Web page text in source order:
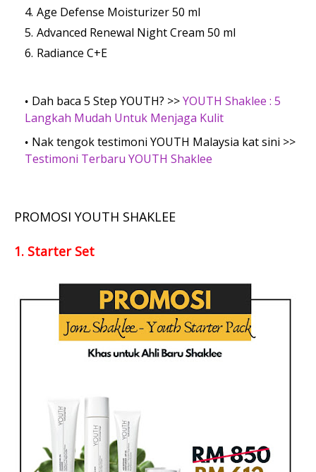
Age Defense Moisturizer 50 ml
Advanced Renewal Night Cream 50 ml
Radiance C+E
Dah baca 5 Step YOUTH? >>YOUTH Shaklee : 5
Langkah Mudah Untuk Menjaga Kulit
Nak tengok testimoni YOUTH Malaysia kat sini >>
Testimoni Terbaru YOUTH Shaklee
PROMOSI YOUTH SHAKLEE
1. Starter Set